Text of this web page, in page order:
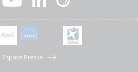
Espace Presse